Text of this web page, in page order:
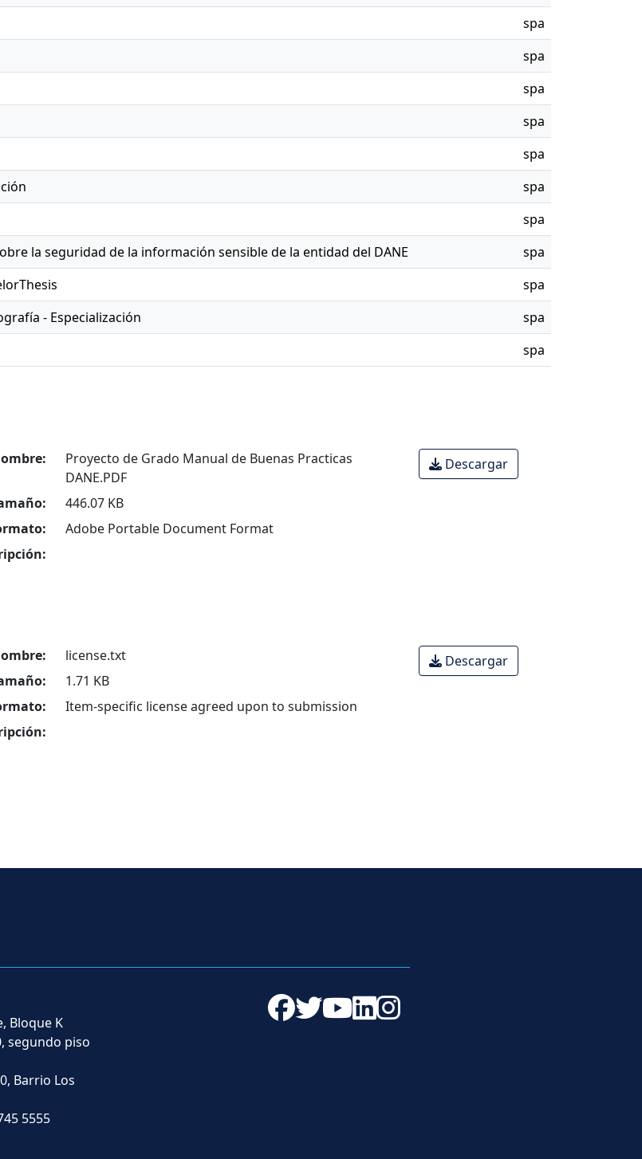
spa
spa
spa
spa
spa
spa
spa
la seguridad de la información sensible de la entidad del DANE
spa
spa
- Especialización
spa
spa
Proyecto de Grado Manual de Buenas Practicas
DANE.PDF
446.07 KB
Adobe Portable Document Format
Descargar
license.txt
1.71 KB
Item-specific license agreed upon to submission
Descargar
Bloque K
segundo piso
Barrio Los
5555